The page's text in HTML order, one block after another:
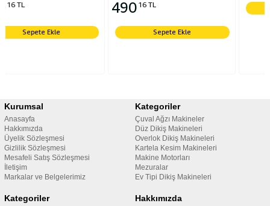
Sepete Ekle
Sepete Ekle
Kurumsal
Anasayfa
Hakkımızda
Üyelik Sözleşmesi
Gizlilik Sözleşmesi
Mesafeli Satış Sözleşmesi
İletişim
Markalar ve Belgelerimiz
Kategoriler
Çuval Ağzı Makineler
Düz Dikiş Makineleri
Overlok Dikiş Makineleri
Kartela Kesim Makineleri
Makine Motorları
Mezuralar
Ev Tipi Dikiş Makineleri
Kategoriler Hakkımızda